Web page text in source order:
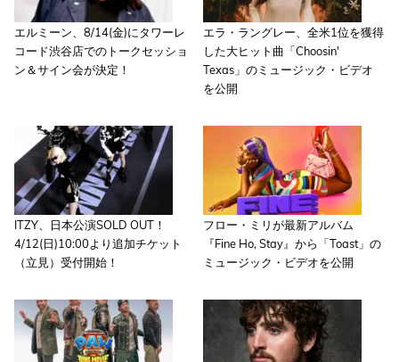
エルミーン、8/14(金)にタワーレ
コード渋谷店でのトークセッショ
ン＆サイン会が決定！
エラ・ラングレー、全米1位を獲得
した大ヒット曲「Choosin'
Texas」のミュージック・ビデオ
を公開
ITZY、日本公演SOLD OUT！
4/12(日)10:00より追加チケット
（立見）受付開始！
フロー・ミリが最新アルバム
『Fine Ho, Stay』から「Toast」の
ミュージック・ビデオを公開